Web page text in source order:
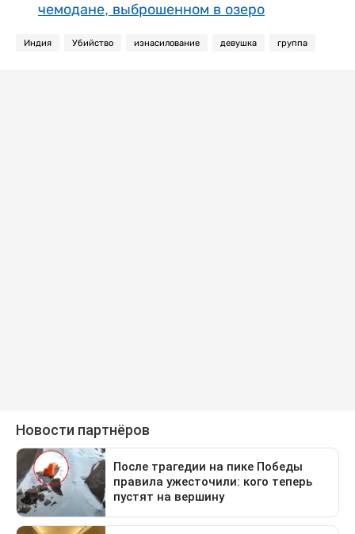
чемодане, выброшенном в озеро
Индия Убийство изнасилование девушка группа